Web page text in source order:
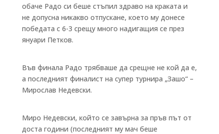
обаче Радо си беше стъпил здраво на краката и
не допусна никакво отпускане, което му донесе
победата с 6-3 срещу много надигащия се през
януари Петков.
Във финала Радо трябваше да срещне не кой да е,
а последният финалист на супер турнира „Зашо“ –
Мирослав Недевски.
Миро Недевски, който се завърна за пръв път от
доста години (последният му мач беше